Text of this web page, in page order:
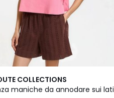
COLLECTIONS
maniche da annodare sui lati